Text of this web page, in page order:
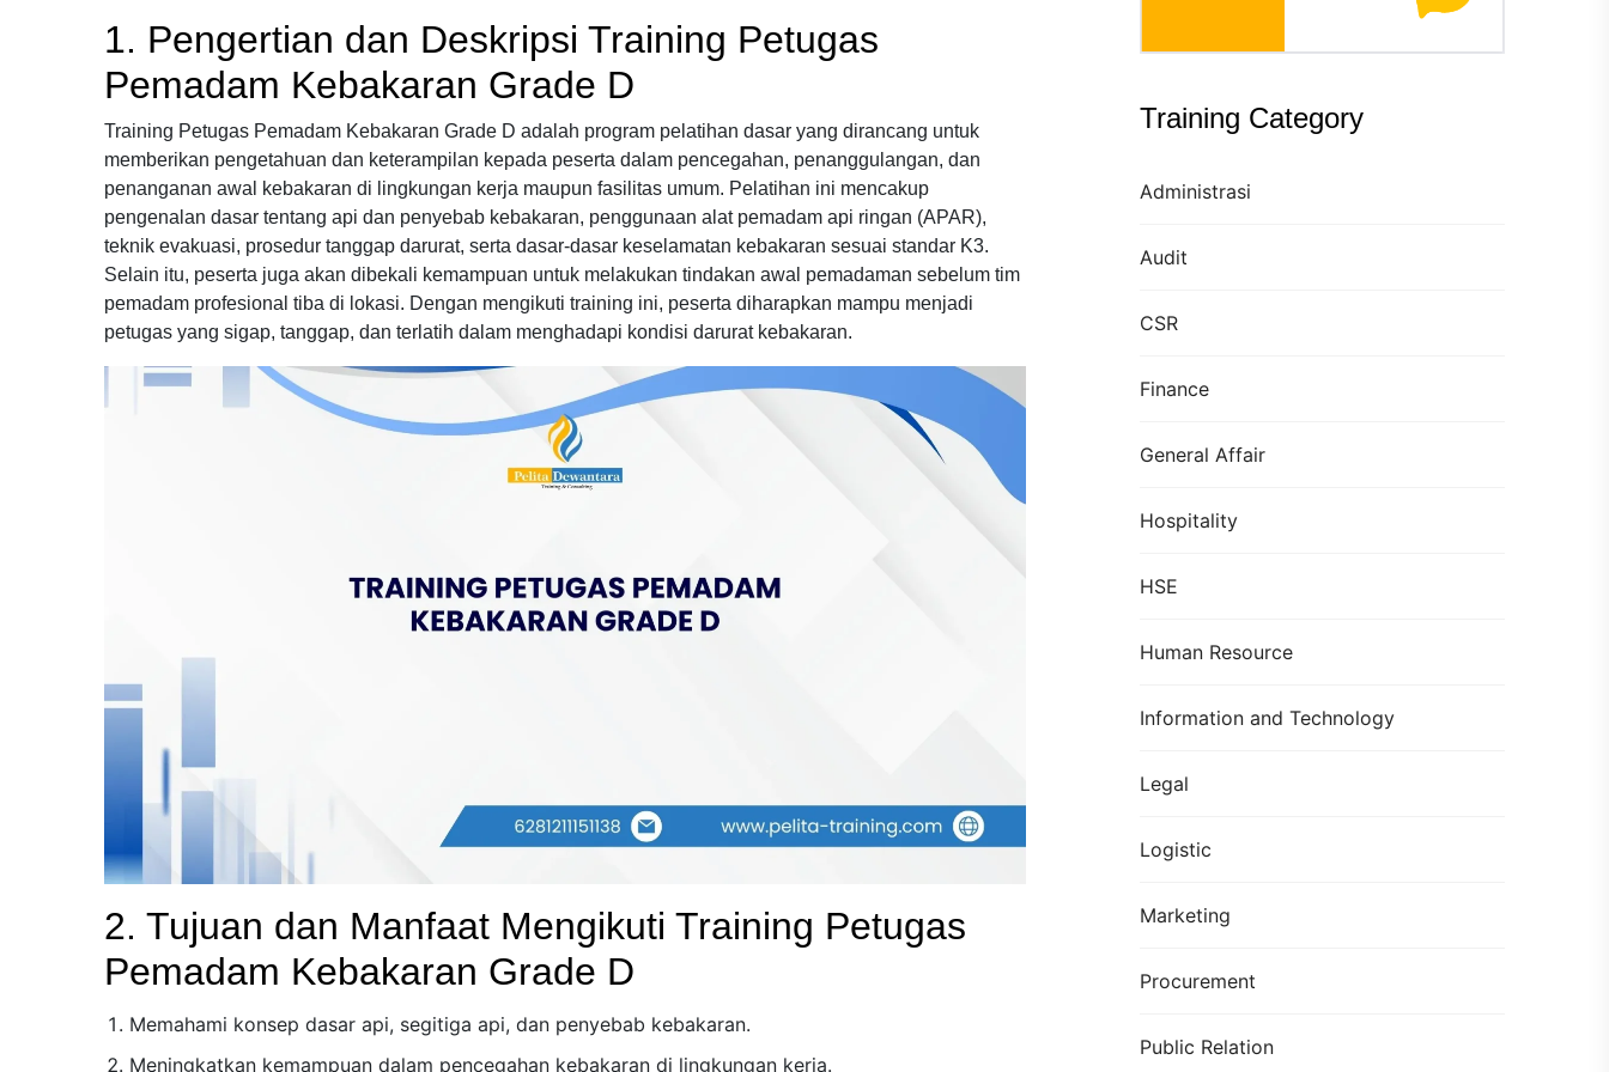
Training Category
Administrasi
Audit
CSR
Finance
General Affair
Hospitality
HSE
Human Resource
Information and Technology
Legal
Logistic
Marketing
Procurement
Public Relation
1. Pengertian dan Deskripsi Training Petugas
Pemadam Kebakaran Grade D
Training Petugas Pemadam Kebakaran Grade D adalah program pelatihan dasar yang dirancang untuk
memberikan pengetahuan dan keterampilan kepada peserta dalam pencegahan, penanggulangan, dan
penanganan awal kebakaran di lingkungan kerja maupun fasilitas umum. Pelatihan ini mencakup
pengenalan dasar tentang api dan penyebab kebakaran, penggunaan alat pemadam api ringan (APAR),
teknik evakuasi, prosedur tanggap darurat, serta dasar-dasar keselamatan kebakaran sesuai standar K3.
Selain itu, peserta juga akan dibekali kemampuan untuk melakukan tindakan awal pemadaman sebelum tim
pemadam profesional tiba di lokasi. Dengan mengikuti training ini, peserta diharapkan mampu menjadi
petugas yang sigap, tanggap, dan terlatih dalam menghadapi kondisi darurat kebakaran.
2. Tujuan dan Manfaat Mengikuti Training Petugas
Pemadam Kebakaran Grade D
Memahami konsep dasar api, segitiga api, dan penyebab kebakaran.
Meningkatkan kemampuan dalam pencegahan kebakaran di lingkungan kerja.